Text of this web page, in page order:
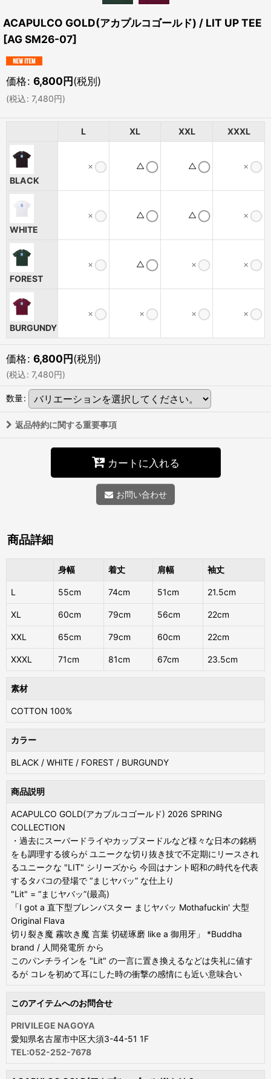
ACAPULCO GOLD(アカプルコゴールド) / LIT UP TEE
[AG SM26-07]
価格: 6,800円(税別)
(税込: 7,480円)
L XL XXL XXXL
BLACK
× △ △ ×
WHITE
× △ △ ×
FOREST
× △ × ×
BURGUNDY
× × × ×
価格: 6,800円(税別)
(税込: 7,480円)
数量:
返品特約に関する重要事項
カートに入れる
お問い合わせ
商品詳細
身幅 着丈 肩幅 袖丈
L 55cm 74cm 51cm 21.5cm
XL 60cm 79cm 56cm 22cm
XXL 65cm 79cm 60cm 22cm
XXXL 71cm 81cm 67cm 23.5cm
素材
COTTON 100%
カラー
BLACK / WHITE / FOREST / BURGUNDY
商品説明
ACAPULCO GOLD(アカプルコゴールド) 2026 SPRING
COLLECTION
・過去にスーパードライやカップヌードルなど様々な日本の銘柄
をも調理する彼らが ユニークな切り抜き技で不定期にリースされ
るユニークな "LIT" シリーズから 今回はナント昭和の時代を代表
するタバコの登場で “まじヤバッ” な仕上り
"Lit" = “まじヤバッ”(最高)
「I got a 直下型ブレンバスター まじヤバッ Mothafuckin' 大型
Original Flava
切り裂き魔 霧吹き魔 言葉 切磋琢磨 like a 御用牙」 *Buddha
brand / 人間発電所 から
このパンチラインを "Lit" の一言に置き換えるなどは失礼に値す
るが コレを初めて耳にした時の衝撃の感情にも近い意味合い
このアイテムへのお問合せ
PRIVILEGE NAGOYA
愛知県名古屋市中区大須3-44-51 1F
TEL:052-252-7678